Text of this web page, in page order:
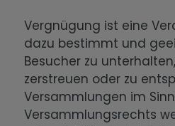
Vergnügung ist eine
dazu bestimmt und
Besucher zu
zerstreuen oder zu
Versammlungen im
Versammlungsrechts